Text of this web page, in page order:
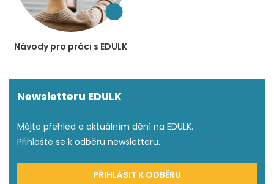
Návody pro práci s EDULK
Newsletteru EDULK
Mějte přehled o aktuálním dění na EDULK.
Přihlašte se k odběru newsletteru.
PŘIHLÁSIT K ODBĚRU